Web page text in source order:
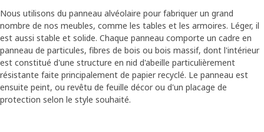
Nous utilisons du panneau alvéolaire pour fabriquer un grand
nombre de nos meubles, comme les tables et les armoires. Léger, il
est aussi stable et solide. Chaque panneau comporte un cadre en
panneau de particules, fibres de bois ou bois massif, dont l'intérieur
est constitué d'une structure en nid d'abeille particulièrement
résistante faite principalement de papier recyclé. Le panneau est
ensuite peint, ou revêtu de feuille décor ou d'un placage de
protection selon le style souhaité.